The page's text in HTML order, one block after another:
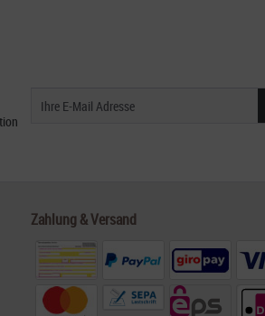
Zahlung & Versand